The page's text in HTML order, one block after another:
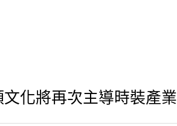
化將再次主導時裝產業